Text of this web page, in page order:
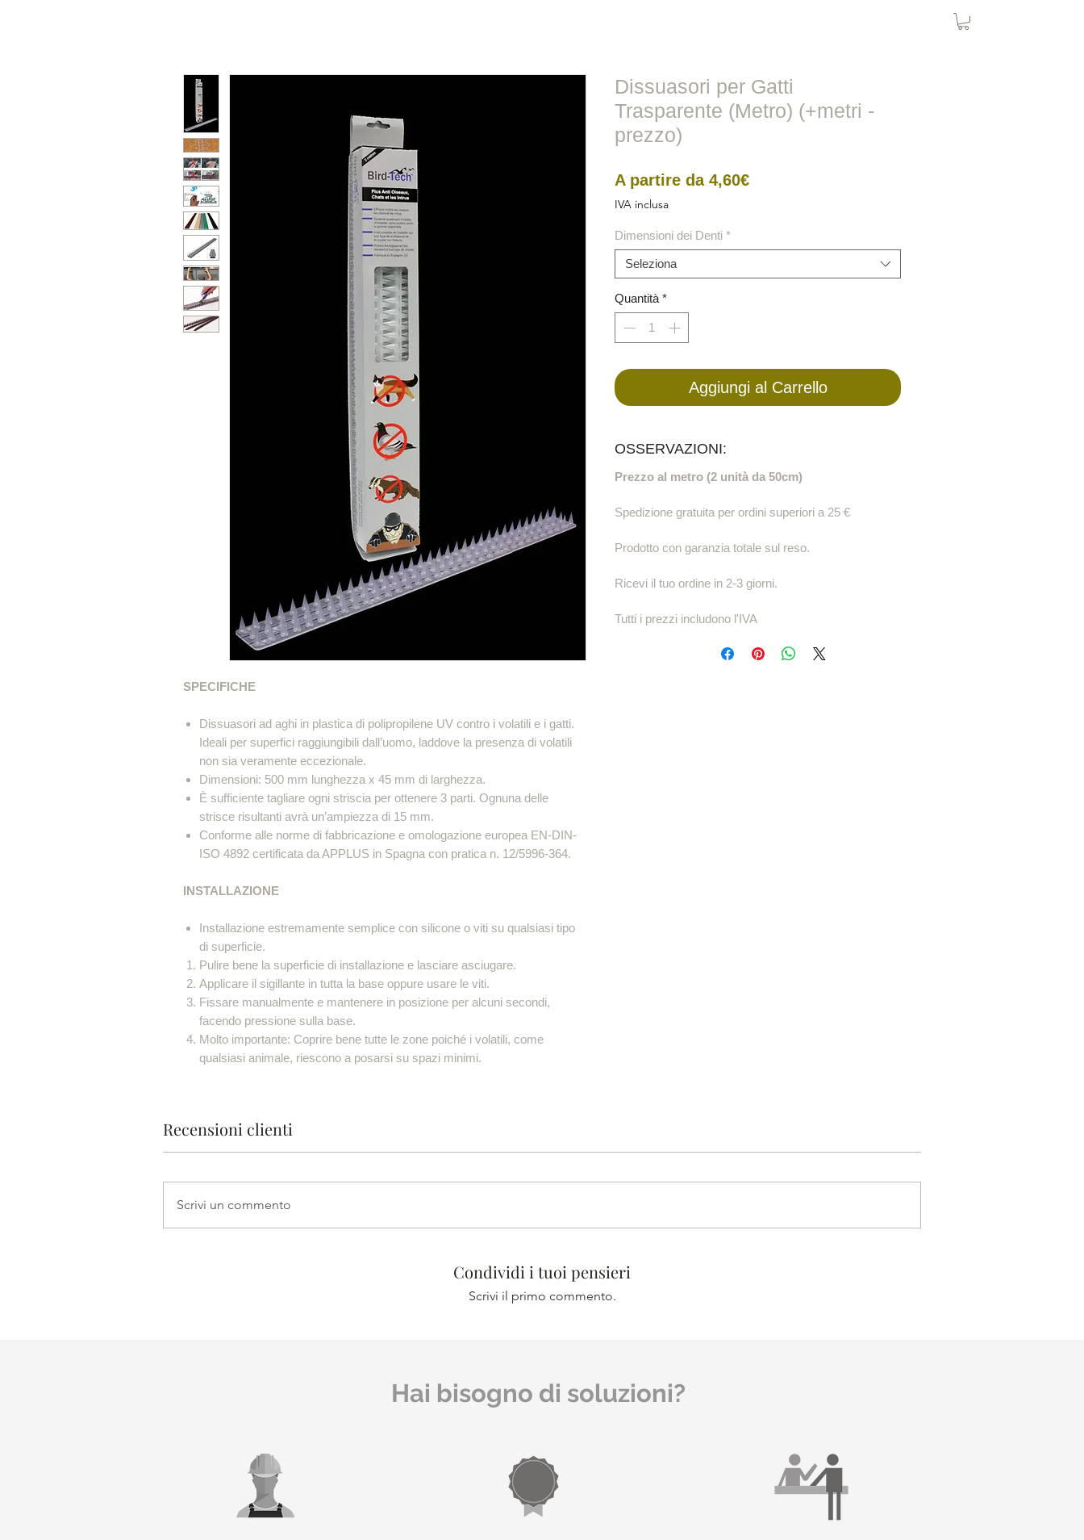
SPECIFICHE
Dissuasori ad aghi in plastica di polipropilene UV contro i volatili e i gatti.
Ideali per superfici raggiungibili dall’uomo, laddove la presenza di volatili
non sia veramente eccezionale.
Dimensioni: 500 mm lunghezza x 45 mm di larghezza.
È sufficiente tagliare ogni striscia per ottenere 3 parti. Ognuna delle
strisce risultanti avrà un’ampiezza di 15 mm.
Conforme alle norme di fabbricazione e omologazione europea EN-DIN-
ISO 4892 certificata da APPLUS in Spagna con pratica n. 12/5996-364.
INSTALLAZIONE
Installazione estremamente semplice con silicone o viti su qualsiasi tipo
di superficie.
Pulire bene la superficie di installazione e lasciare asciugare.
Applicare il sigillante in tutta la base oppure usare le viti.
Fissare manualmente e mantenere in posizione per alcuni secondi,
facendo pressione sulla base.
Molto importante: Coprire bene tutte le zone poiché i volatili, come
qualsiasi animale, riescono a posarsi su spazi minimi.
Dissuasori per Gatti
Trasparente (Metro) (+metri -
prezzo)
A partire da 4,60€Prezzo
IVA inclusa
Dimensioni dei Denti *
Seleziona
Quantità *
Aggiungi al Carrello
OSSERVAZIONI:
Prezzo al metro (2 unità da 50cm)
Spedizione gratuita per ordini superiori a 25 €
Prodotto con garanzia totale sul reso.
Ricevi il tuo ordine in 2-3 giorni.
Tutti i prezzi includono l'IVA
Recensioni clienti
Scrivi un commento
Condividi i tuoi pensieri
Scrivi il primo commento.
Hai bisogno di soluzioni?